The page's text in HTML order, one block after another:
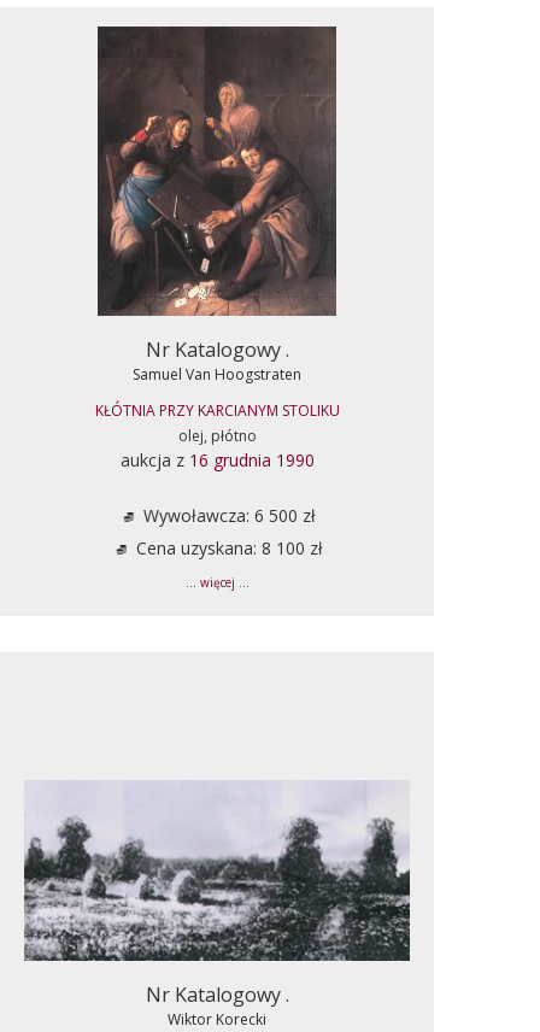
Nr Katalogowy .
Samuel Van Hoogstraten
KŁÓTNIA PRZY KARCIANYM STOLIKU
olej, płótno
aukcja z 16 grudnia 1990
Wywoławcza: 6 500 zł
Cena uzyskana: 8 100 zł
... więcej ...
Nr Katalogowy .
Wiktor Korecki